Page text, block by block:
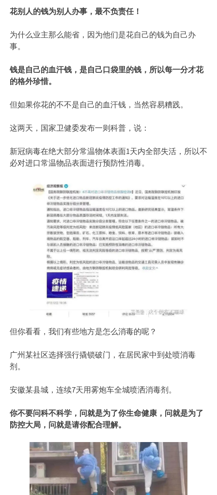
花别人的钱为别人办事，最不负责任！
为什么业主那么能省，因为他们是花自己的钱为自己办
事。
钱是自己的血汗钱，是自己口袋里的钱，所以每一分才花
的格外珍惜。
但如果你花的不不是自己的血汗钱，当然容易糟践。
这两天，国家卫健委发布一则科普，说：
新冠病毒在绝大部分常温物体表面1天内全部失活，所以不
必对进口常温物品表面进行预防性消毒。
但你看看，我们有些地方是怎么消毒的呢？
广州某社区选择强行撬锁破门，在居民家中到处喷消毒
剂。
安徽某县城，连续7天用雾炮车全城喷洒消毒剂。
你不要问科不科学，问就是为了你生命健康，问就是为了
防控大局，问就是请你配合理解。